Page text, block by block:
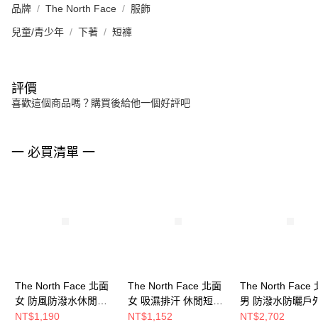
品牌 The North Face 服飾
兒童/青少年 下著 短褲
評價
喜歡這個商品嗎？購買後給他一個好評吧
一 必買清單 一
The North Face 北面
女 防風防潑水休閒短
褲 NF0A87YKLK5
NT$1,190
The North Face 北面
女 吸濕排汗 休閒短褲
NF0A8AVGJK3
NT$1,152
The North Face
男 防潑水防曬戶
步褲
NT$2,702